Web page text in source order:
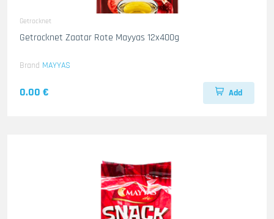
Getrocknet
Getrocknet Zaatar Rote Mayyas 12x400g
Brand MAYYAS
0.00 € Add